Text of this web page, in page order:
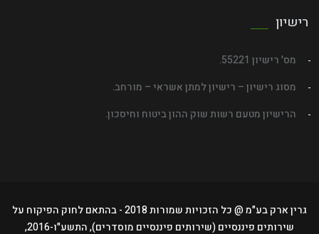
רישיון
מס' רישיון 55221.
מסוג רישיון – רישיון למתן אשראי – מורחב.
הרישיון מטעם רשות שוק ההון ביטוח וחיסכון.
גרין ארק בע"מ @ כל הזכויות שמורות 2018 - בהתאם לחוק הפיקוח על
שירותים פיננסיים (שירותים פיננסיים מוסדרים), התשע"ו-2016,